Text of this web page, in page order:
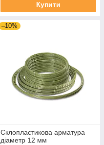
Купити
–10%
Склопластикова арматура
діаметр 12 мм